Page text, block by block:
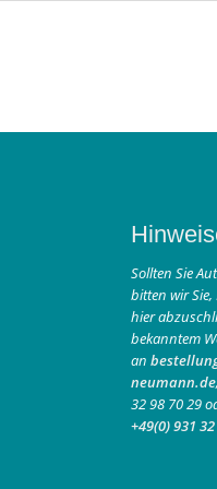
Sollten Sie
bitten wir
hier
bekanntem
an
neumann.de
32 98 70 29
+49(0) 931